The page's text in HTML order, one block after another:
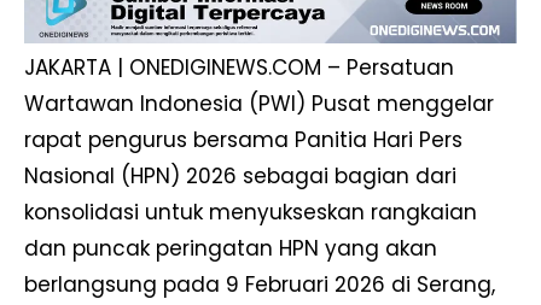
JAKARTA | ONEDIGINEWS.COM – Persatuan
Wartawan Indonesia (PWI) Pusat menggelar
rapat pengurus bersama Panitia Hari Pers
Nasional (HPN) 2026 sebagai bagian dari
konsolidasi untuk menyukseskan rangkaian
dan puncak peringatan HPN yang akan
berlangsung pada 9 Februari 2026 di Serang,